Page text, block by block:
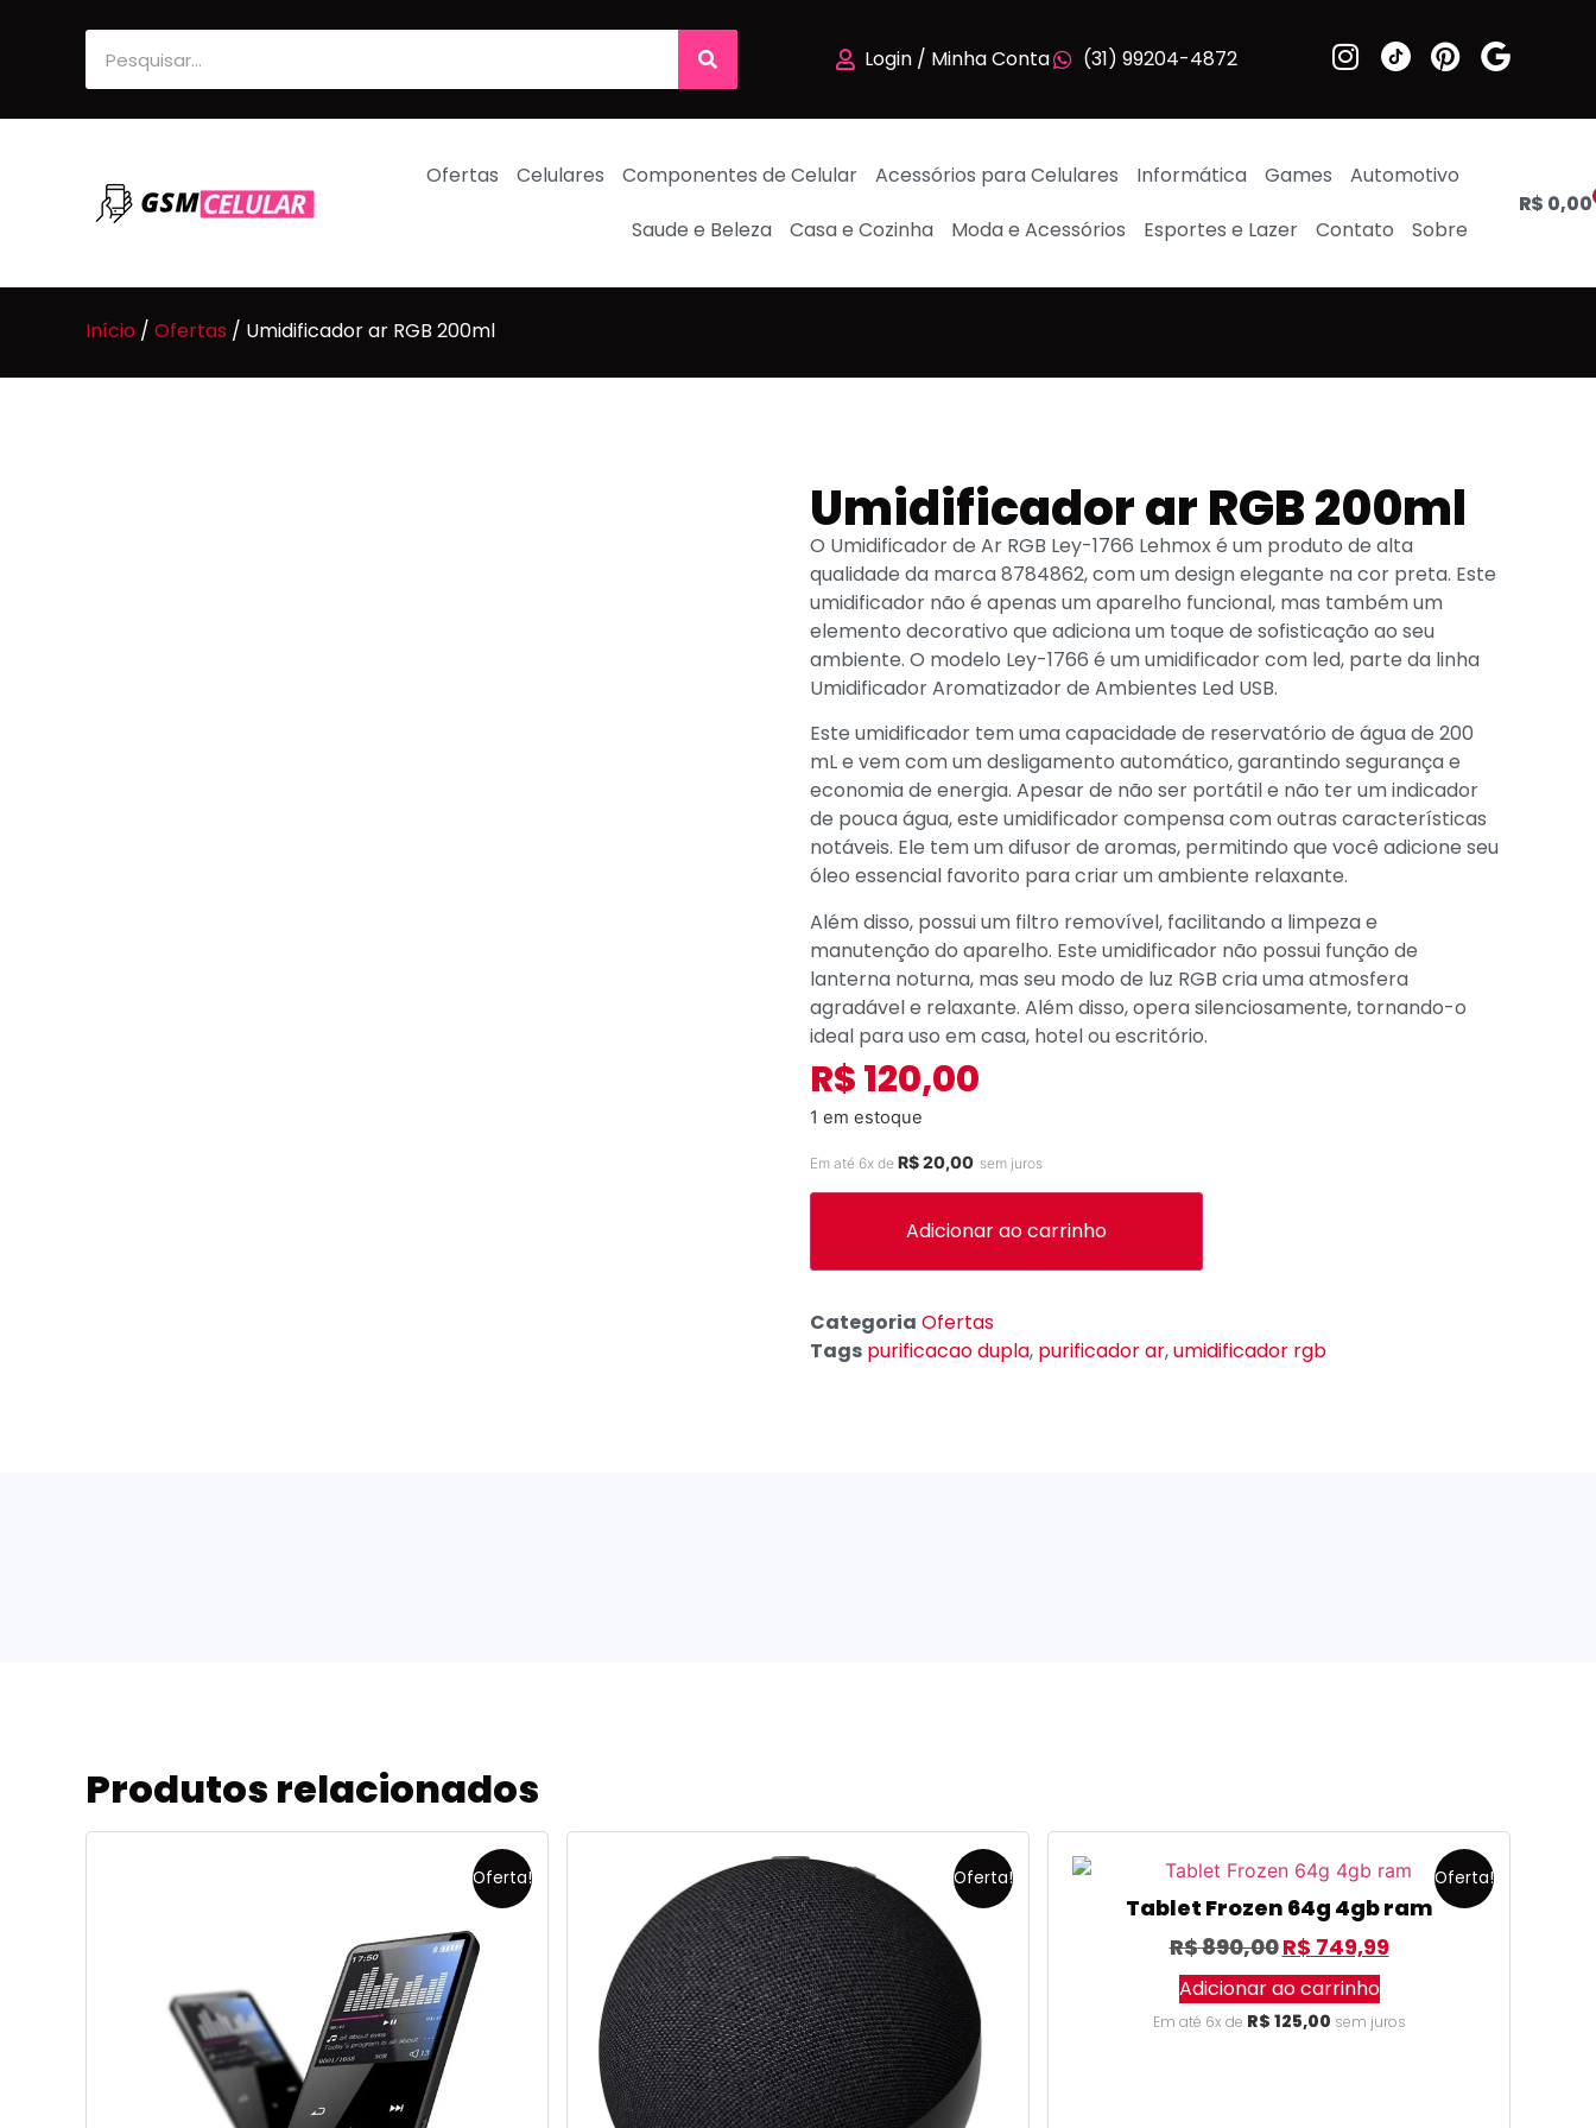
Login / Minha Conta (31) 99204-4872
Ofertas Celulares Componentes de Celular Acessórios para Celulares Informática Games
Automotivo
Saude e Beleza
Casa e Cozinha Moda e Acessórios Esportes e Lazer Contato Sobre
R$ 0,00
Início / Ofertas / Umidificador ar RGB 200ml
Umidificador ar RGB 200ml
O Umidificador de Ar RGB Ley-1766 Lehmox é um produto de alta
qualidade da marca 8784862, com um design elegante na cor preta. Este
umidificador não é apenas um aparelho funcional, mas também um
elemento decorativo que adiciona um toque de sofisticação ao seu
ambiente. O modelo Ley-1766 é um umidificador com led, parte da linha
Umidificador Aromatizador de Ambientes Led USB.
Este umidificador tem uma capacidade de reservatório de água de 200
mL e vem com um desligamento automático, garantindo segurança e
economia de energia. Apesar de não ser portátil e não ter um indicador
de pouca água, este umidificador compensa com outras características
notáveis. Ele tem um difusor de aromas, permitindo que você adicione seu
óleo essencial favorito para criar um ambiente relaxante.
Além disso, possui um filtro removível, facilitando a limpeza e
manutenção do aparelho. Este umidificador não possui função de
lanterna noturna, mas seu modo de luz RGB cria uma atmosfera
agradável e relaxante. Além disso, opera silenciosamente, tornando-o
ideal para uso em casa, hotel ou escritório.
R$120,00
1 em estoque
Em até 6x de R$20,00 sem juros
Adicionar ao carrinho
Categoria Ofertas
Tags purificacao dupla, purificador ar,umidificador rgb
Produtos relacionados
Oferta! Oferta! Oferta!
Tablet Frozen 64g 4gb ram
R$890,00R$ 749,99
Adicionar ao carrinho
Em até 6x de R$ 125,00 sem juros